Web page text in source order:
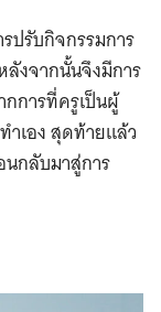
รปรับกิจกรรมการ
ลังจากนั้นจึงมีการ
การที่ครูเป็นผู้
ำเอง สุดท้ายแล้ว
นกลับมาสู่การ